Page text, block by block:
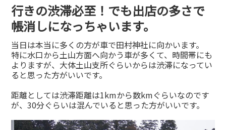
行きの渋滞必至！でも出店の多さで
帳消しになっちゃいます。
当日は本当に多くの方が車で田村神社に向かいます。
特に水口から土山方面へ向かう車が多くて、時間帯にも
よりますが、大体土山支所ぐらいからは渋滞になってい
ると思った方がいいです。
距離としては渋滞距離は1kmから数kmぐらいなのです
が、30分ぐらいは混んでいると思った方がいいです。